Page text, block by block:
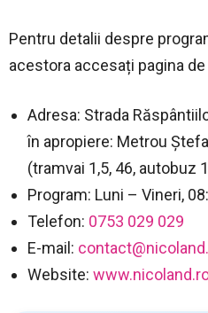
Pentru detalii despre
acestora accesați pagina de
Adresa: Strada
în apropiere: Metrou
(tramvai 1,5, 46, autobuz
Program: Luni – Vineri,
Telefon: 0753 029 029
E-mail:
Website: